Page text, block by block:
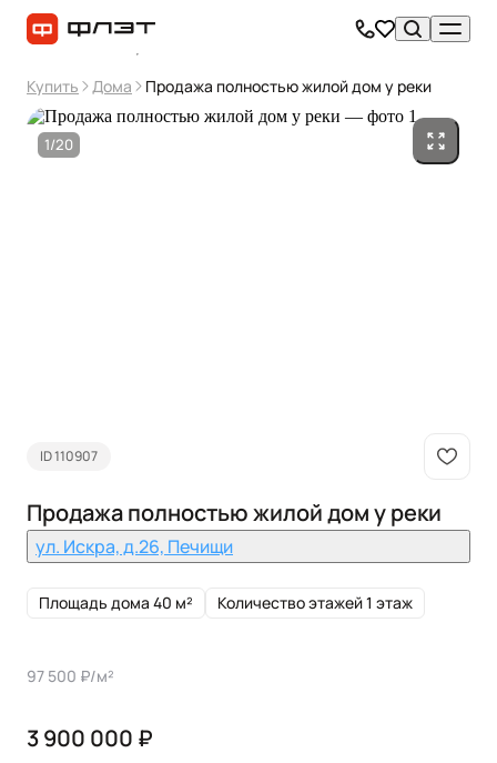
Купить Дома Продажа полностью жилой дом у реки
1/20
ID 110907
Продажа полностью жилой дом у реки
ул. Искра, д.26, Печищи
Площадь дома 40 м² Количество этажей 1 этаж
97 500 ₽/м²
3 900 000 ₽